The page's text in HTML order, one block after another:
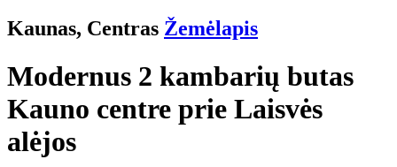
Kaunas, Centras Žemėlapis
Modernus 2 kambarių butas
Kauno centre prie Laisvės
alėjos